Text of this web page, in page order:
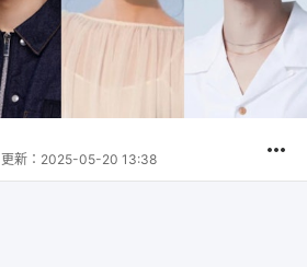
更新： 2025-05-20 13:38